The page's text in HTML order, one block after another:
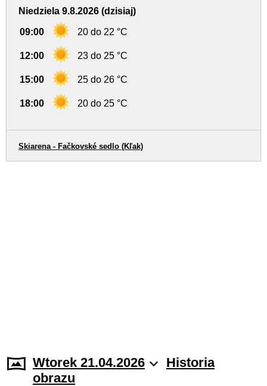
Niedziela 9.8.2026 (dzisiaj)
09:00 20 do 22 °C
12:00 23 do 25 °C
15:00 25 do 26 °C
18:00 20 do 25 °C
Skiarena - Fačkovské sedlo (Kľak)
Wtorek 21.04.2026
Historia
obrazu